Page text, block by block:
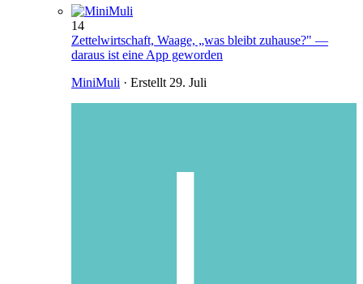
14
Zettelwirtschaft, Waage, „was bleibt zuhause?" —
daraus ist eine App geworden
MiniMuli · Erstellt 29. Juli